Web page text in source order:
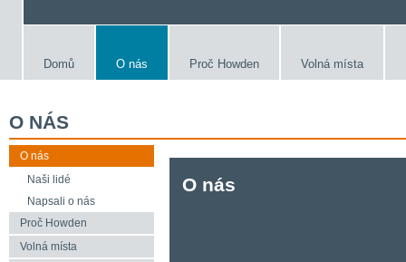
Domů O nás Proč Howden Volná místa
O NÁS
O nás
Naši lidé
Napsali o nás
Proč Howden
Volná místa
O nás